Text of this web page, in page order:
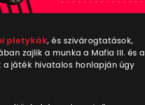
pletykák, és szivárogtatások,
zajlik a munka a Mafia III. és a
a játék hivatalos honlapján úgy